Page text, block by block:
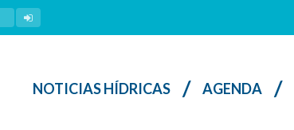
NOTICIAS HÍDRICAS / AGENDA /